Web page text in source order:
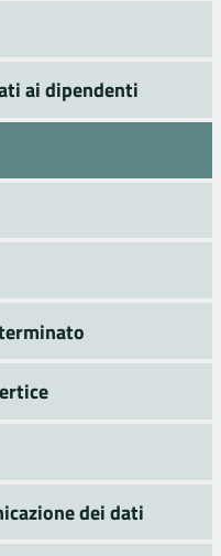
ai dipendenti
dei dati